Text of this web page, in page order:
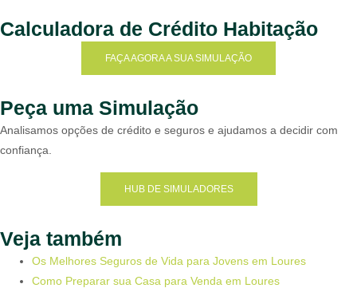
Calculadora de Crédito Habitação
FAÇA AGORA A SUA SIMULAÇÃO
Peça uma Simulação
Analisamos opções de crédito e seguros e ajudamos a decidir com
confiança.
HUB DE SIMULADORES
Veja também
Os Melhores Seguros de Vida para Jovens em Loures
Como Preparar sua Casa para Venda em Loures